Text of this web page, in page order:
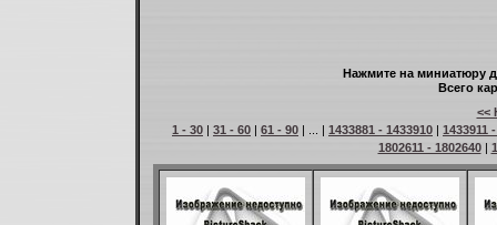
Нажмите на миниатюру
Всего
<<
1 - 30 | 31 - 60 | 61 - 90 | ... | 1433881 - 1433910 | 1433911
1802611 - 1802640|